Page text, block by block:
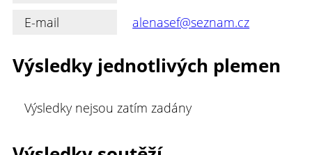
E-mail
alenasef@seznam.cz
Výsledky jednotlivých plemen
Výsledky nejsou zatím zadány